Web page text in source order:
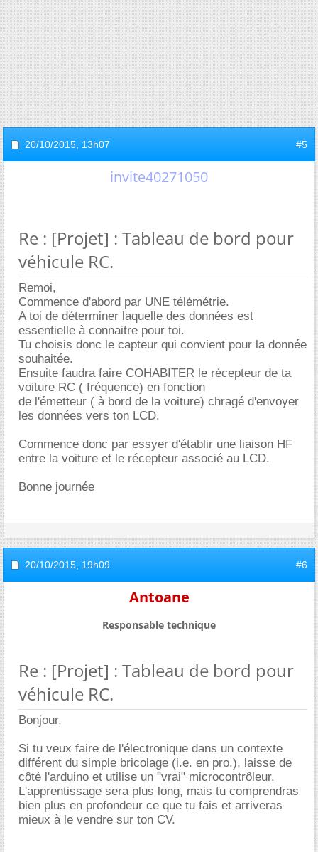
20/10/2015, 13h07 #5
invite40271050
Re : [Projet] : Tableau de bord pour
véhicule RC.
Remoi,
Commence d'abord par UNE télémétrie.
A toi de déterminer laquelle des données est
essentielle à connaitre pour toi.
Tu choisis donc le capteur qui convient pour la donnée
souhaitée.
Ensuite faudra faire COHABITER le récepteur de ta
voiture RC ( fréquence) en fonction
de l'émetteur ( à bord de la voiture) chragé d'envoyer
les données vers ton LCD.
Commence donc par essyer d'établir une liaison HF
entre la voiture et le récepteur associé au LCD.
Bonne journée
20/10/2015, 19h09 #6
Antoane
Responsable technique
Re : [Projet] : Tableau de bord pour
véhicule RC.
Bonjour,
Si tu veux faire de l'électronique dans un contexte
différent du simple bricolage (i.e. en pro.), laisse de
côté l'arduino et utilise un "vrai" microcontrôleur.
L'apprentissage sera plus long, mais tu comprendras
bien plus en profondeur ce que tu fais et arriveras
mieux à le vendre sur ton CV.